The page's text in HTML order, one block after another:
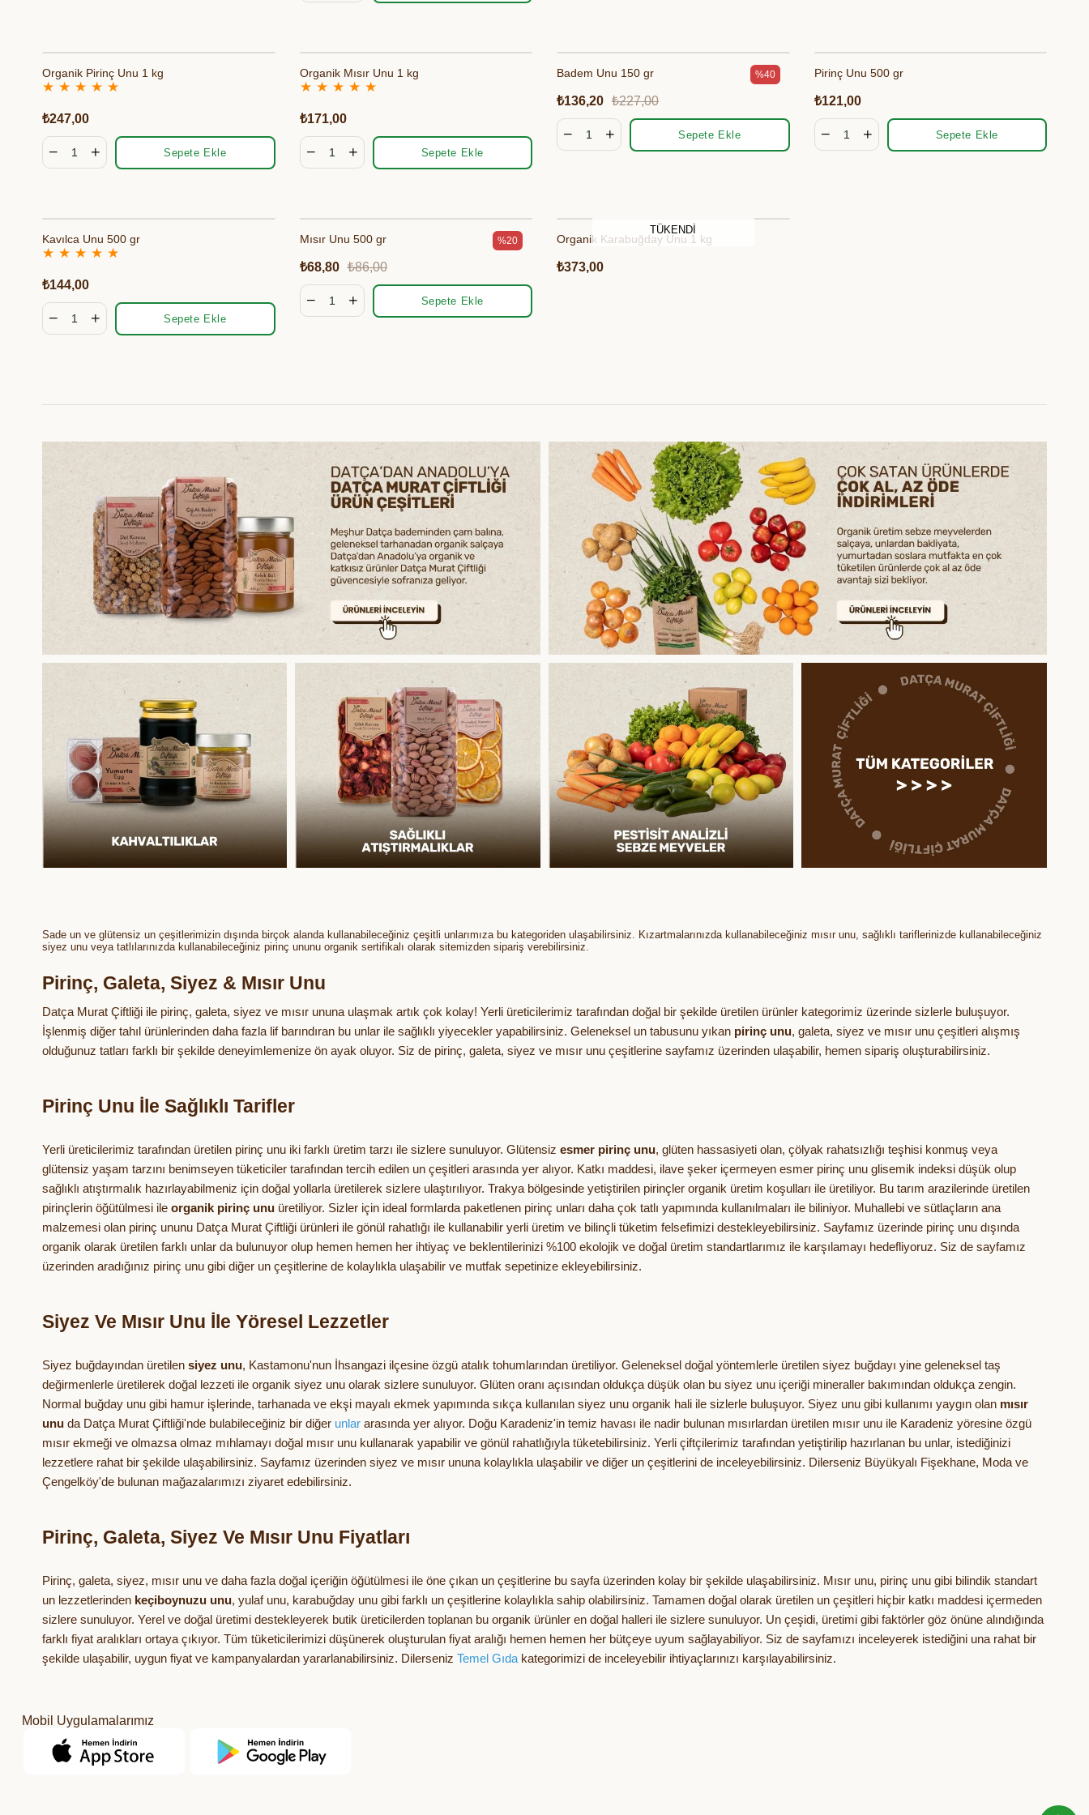
Et & Tavuk Suyu
Organik Pirinç Unu 1 kg
★ ★ ★ ★ ★
₺247,00
Sepete Ekle
Organik Mısır Unu 1 kg
★ ★ ★ ★ ★
₺171,00
Sepete Ekle
Badem Unu 150 gr
₺136,20 ₺227,00
Sepete Ekle
%40 Pirinç Unu 500 gr
₺121,00
Sepete Ekle
Kavılca Unu 500 gr
★ ★ ★ ★ ★
₺144,00
Sepete Ekle
Mısır Unu 500 gr
₺68,80 ₺86,00
Sepete Ekle
%20
TÜKENDI
Organik Karabuğday Unu 1 kg
₺373,00
Sade un ve glütensiz un çeşitlerimizin dışında birçok alanda kullanabileceğiniz çeşitli unlarımıza bu kategoriden ulaşabilirsiniz. Kızartmalarınızda kullanabileceğiniz mısır unu, sağlıklı tariflerinizde kullanabileceğiniz
siyez unu veya tatlılarınızda kullanabileceğiniz pirinç ununu organik sertifikalı olarak sitemizden sipariş verebilirsiniz.
Pirinç, Galeta, Siyez & Mısır Unu
Datça Murat Çiftliği ile pirinç, galeta, siyez ve mısır ununa ulaşmak artık çok kolay! Yerli üreticilerimiz tarafından doğal bir şekilde üretilen ürünler kategorimiz üzerinde sizlerle buluşuyor.
İşlenmiş diğer tahıl ürünlerinden daha fazla lif barındıran bu unlar ile sağlıklı yiyecekler yapabilirsiniz. Geleneksel un tabusunu yıkan pirinç unu, galeta, siyez ve mısır unu çeşitleri alışmış
olduğunuz tatları farklı bir şekilde deneyimlemenize ön ayak oluyor. Siz de pirinç, galeta, siyez ve mısır unu çeşitlerine sayfamız üzerinden ulaşabilir, hemen sipariş oluşturabilirsiniz.
Pirinç Unu İle Sağlıklı Tarifler
Yerli üreticilerimiz tarafından üretilen pirinç unu iki farklı üretim tarzı ile sizlere sunuluyor. Glütensiz esmer pirinç unu, glüten hassasiyeti olan, çölyak rahatsızlığı teşhisi konmuş veya
glütensiz yaşam tarzını benimseyen tüketiciler tarafından tercih edilen un çeşitleri arasında yer alıyor. Katkı maddesi, ilave şeker içermeyen esmer pirinç unu glisemik indeksi düşük olup
sağlıklı atıştırmalık hazırlayabilmeniz için doğal yollarla üretilerek sizlere ulaştırılıyor. Trakya bölgesinde yetiştirilen pirinçler organik üretim koşulları ile üretiliyor. Bu tarım arazilerinde üretilen
pirinçlerin öğütülmesi ile organik pirinç unu üretiliyor. Sizler için ideal formlarda paketlenen pirinç unları daha çok tatlı yapımında kullanılmaları ile biliniyor. Muhallebi ve sütlaçların ana
malzemesi olan pirinç ununu Datça Murat Çiftliği ürünleri ile gönül rahatlığı ile kullanabilir yerli üretim ve bilinçli tüketim felsefimizi destekleyebilirsiniz. Sayfamız üzerinde pirinç unu dışında
organik olarak üretilen farklı unlar da bulunuyor olup hemen hemen her ihtiyaç ve beklentilerinizi %100 ekolojik ve doğal üretim standartlarımız ile karşılamayı hedefliyoruz. Siz de sayfamız
üzerinden aradığınız pirinç unu gibi diğer un çeşitlerine de kolaylıkla ulaşabilir ve mutfak sepetinize ekleyebilirsiniz.
Siyez Ve Mısır Unu İle Yöresel Lezzetler
Siyez buğdayından üretilen siyez unu, Kastamonu'nun İhsangazi ilçesine özgü atalık tohumlarından üretiliyor. Geleneksel doğal yöntemlerle üretilen siyez buğdayı yine geleneksel taş
değirmenlerle üretilerek doğal lezzeti ile organik siyez unu olarak sizlere sunuluyor. Glüten oranı açısından oldukça düşük olan bu siyez unu içeriği mineraller bakımından oldukça zengin.
Normal buğday unu gibi hamur işlerinde, tarhanada ve ekşi mayalı ekmek yapımında sıkça kullanılan siyez unu organik hali ile sizlerle buluşuyor. Siyez unu gibi kullanımı yaygın olan mısır
unu da Datça Murat Çiftliği'nde bulabileceğiniz bir diğer unlar arasında yer alıyor. Doğu Karadeniz'in temiz havası ile nadir bulunan mısırlardan üretilen mısır unu ile Karadeniz yöresine özgü
mısır ekmeği ve olmazsa olmaz mıhlamayı doğal mısır unu kullanarak yapabilir ve gönül rahatlığıyla tüketebilirsiniz. Yerli çiftçilerimiz tarafından yetiştirilip hazırlanan bu unlar, istediğinizi
lezzetlere rahat bir şekilde ulaşabilirsiniz. Sayfamız üzerinden siyez ve mısır ununa kolaylıkla ulaşabilir ve diğer un çeşitlerini de inceleyebilirsiniz. Dilerseniz Büyükyalı Fişekhane, Moda ve
Çengelköy'de bulunan mağazalarımızı ziyaret edebilirsiniz.
Pirinç, Galeta, Siyez Ve Mısır Unu Fiyatları
Pirinç, galeta, siyez, mısır unu ve daha fazla doğal içeriğin öğütülmesi ile öne çıkan un çeşitlerine bu sayfa üzerinden kolay bir şekilde ulaşabilirsiniz. Mısır unu, pirinç unu gibi bilindik standart
un lezzetlerinden keçiboynuzu unu, yulaf unu, karabuğday unu gibi farklı un çeşitlerine kolaylıkla sahip olabilirsiniz. Tamamen doğal olarak üretilen un çeşitleri hiçbir katkı maddesi içermeden
sizlere sunuluyor. Yerel ve doğal üretimi destekleyerek butik üreticilerden toplanan bu organik ürünler en doğal halleri ile sizlere sunuluyor. Un çeşidi, üretimi gibi faktörler göz önüne alındığında
farklı fiyat aralıkları ortaya çıkıyor. Tüm tüketicilerimizi düşünerek oluşturulan fiyat aralığı hemen hemen her bütçeye uyum sağlayabiliyor. Siz de sayfamızı inceleyerek istediğini una rahat bir
şekilde ulaşabilir, uygun fiyat ve kampanyalardan yararlanabilirsiniz. Dilerseniz Temel Gıda kategorimizi de inceleyebilir ihtiyaçlarınızı karşılayabilirsiniz.
Mobil Uygulamalarımız